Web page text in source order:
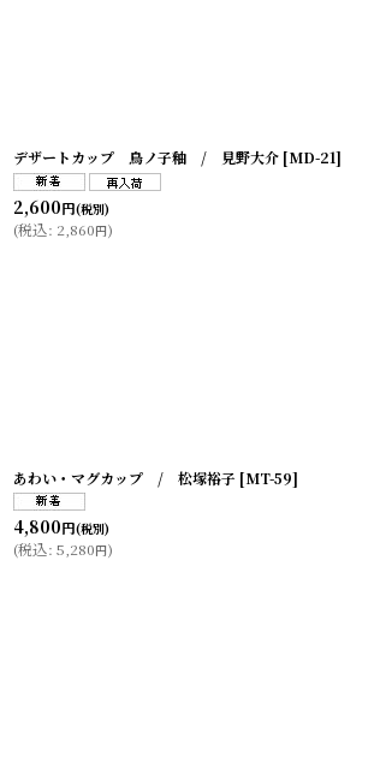
デザートカップ 鳥ノ子釉 / 見野大介 [MD-21]
2,600円(税別)
(税込: 2,860円)
あわい・マグカップ / 松塚裕子 [MT-59]
4,800円(税別)
(税込: 5,280円)